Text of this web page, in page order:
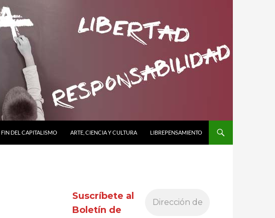
FIN DEL CAPITALISMO ARTE, CIENCIA Y CULTURA LIBREPENSAMIENTO
Suscríbete al
Boletín de